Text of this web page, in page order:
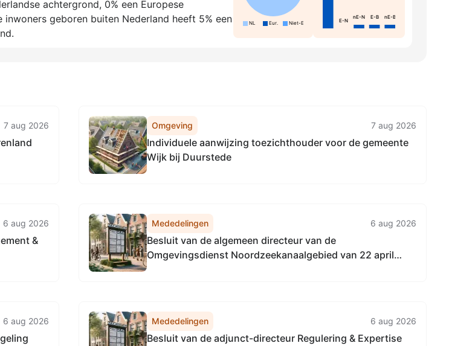
achtergrond, 0% een Europese
geboren buiten Nederland heeft 5% een
NL Eur. Niet-Eur. E-N
nE-N E-B nE-B
7 aug 2026 Omgeving 7 aug 2026
Individuele aanwijzing toezichthouder voor de gemeente
Wijk bij Duurstede
6 aug 2026
&
Mededelingen 6 aug 2026
Besluit van de algemeen directeur van de
Omgevingsdienst Noordzeekanaalgebied van 22 april
6 aug 2026 Mededelingen 6 aug 2026
Besluit van de adjunct-directeur Regulering & Expertise